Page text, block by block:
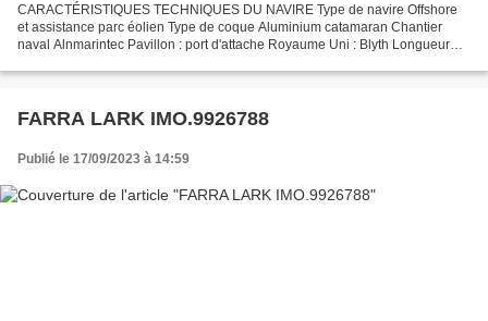
CARACTÉRISTIQUES TECHNIQUES DU NAVIRE Type de navire Offshore
et assistance parc éolien Type de coque Aluminium catamaran Chantier
naval Alnmarintec Pavillon : port d'attache Royaume Uni : Blyth Longueur
FARRA LARK IMO.9926788
Publié le 17/09/2023 à 14:59